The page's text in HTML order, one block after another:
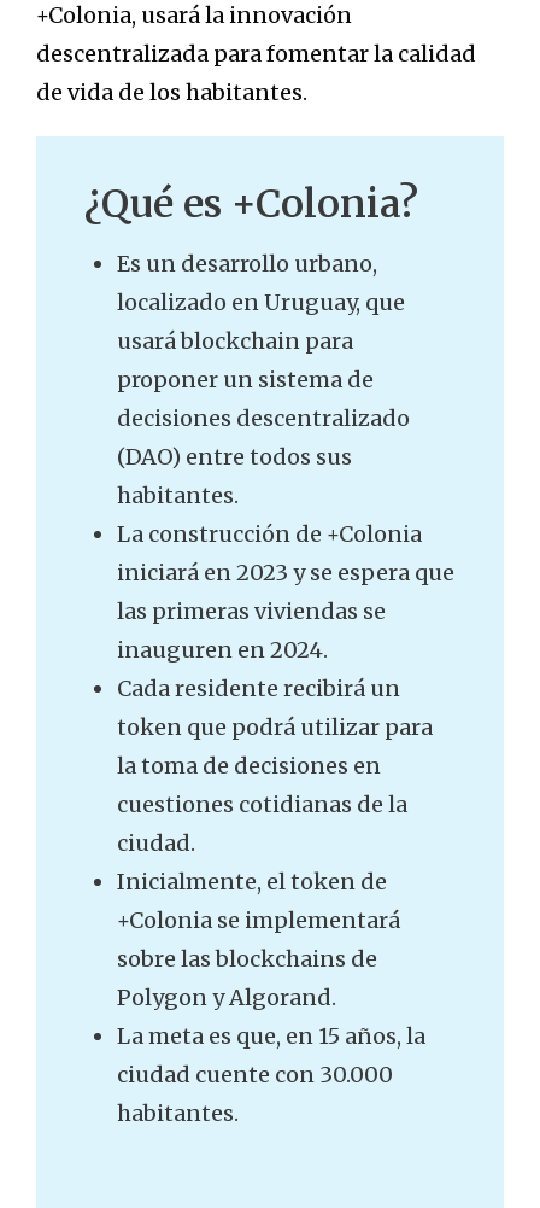
+Colonia, usará la innovación
descentralizada para fomentar la calidad
de vida de los habitantes.
¿Qué es +Colonia?
Es un desarrollo urbano,
localizado en Uruguay, que
usará blockchain para
proponer un sistema de
decisiones descentralizado
(DAO) entre todos sus
habitantes.
La construcción de +Colonia
iniciará en 2023 y se espera que
las primeras viviendas se
inauguren en 2024.
Cada residente recibirá un
token que podrá utilizar para
la toma de decisiones en
cuestiones cotidianas de la
ciudad.
Inicialmente, el token de
+Colonia se implementará
sobre las blockchains de
Polygon y Algorand.
La meta es que, en 15 años, la
ciudad cuente con 30.000
habitantes.